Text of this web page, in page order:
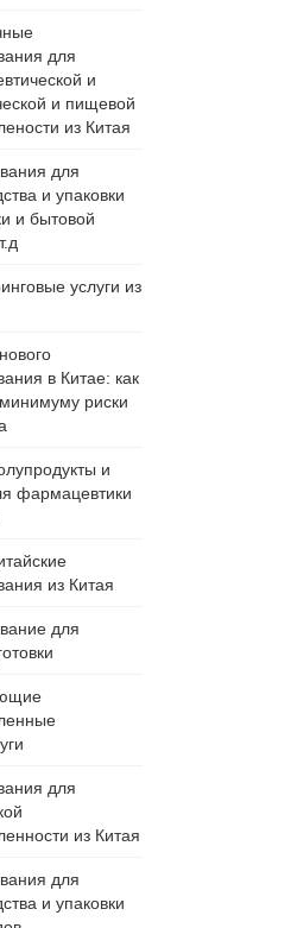
для
и
и пищевой
из Китая
для
и упаковки
и бытовой
услуги из
в Китае: как
риски
и
фармацевтики
из Китая
для
для
из Китая
для
и упаковки